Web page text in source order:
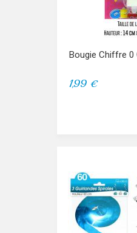
Bougie Chiffre 0
1,99 €